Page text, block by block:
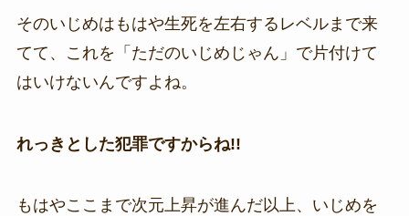
そのいじめはもはや生死を左右するレベルまで来
てて、これを「ただのいじめじゃん」で片付けて
はいけないんですよね。
れっきとした犯罪ですからね!!
もはやここまで次元上昇が進んだ以上、いじめを